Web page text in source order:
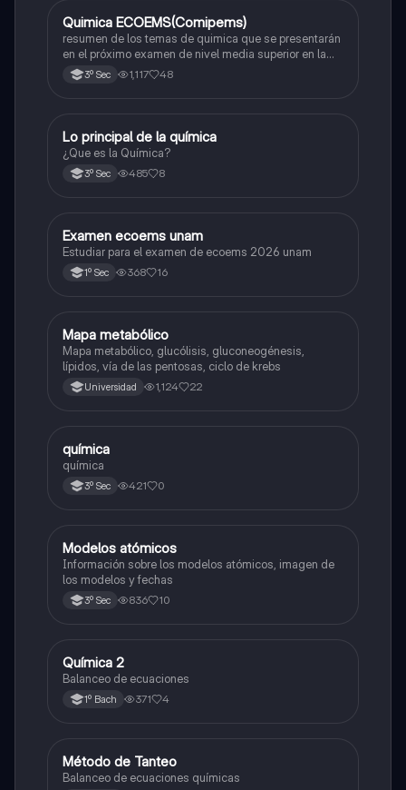
Química
Quimica ECOEMS(Comipems)
resumen de los temas de quimica que se presentarán
en el próximo examen de nivel media superior en la
zona metropolitana de el valle de México
3º Sec 1,117 48
Química
Lo principal de la química
¿Que es la Química?
3º Sec 485 8
Español
Examen ecoems unam
Estudiar para el examen de ecoems 2026 unam
1º Sec 368 16
Biología
Mapa metabólico
Mapa metabólico, glucólisis, gluconeogénesis,
lípidos, vía de las pentosas, ciclo de krebs
Universidad 1,124 22
Química
química
química
3º Sec 421 0
Química
Modelos atómicos
Información sobre los modelos atómicos, imagen de
los modelos y fechas
3º Sec 836 10
Química
Química 2
Balanceo de ecuaciones
1º Bach 371 4
Química
Método de Tanteo
Balanceo de ecuaciones químicas